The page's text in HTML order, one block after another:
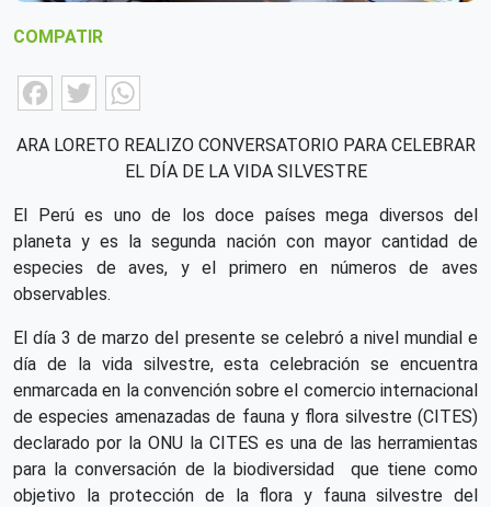
COMPATIR
Facebook
Twitter
ARA LORETO REALIZO CONVERSATORIO PARA CELEBRAR
EL DÍA DE LA VIDA SILVESTRE
El Perú es uno de los doce países mega diversos del
planeta y es la segunda nación con mayor cantidad de
especies de aves, y el primero en números de aves
observables.
El día 3 de marzo del presente se celebró a nivel mundial e
día de la vida silvestre, esta celebración se encuentra
enmarcada en la convención sobre el comercio internacional
de especies amenazadas de fauna y flora silvestre (CITES)
declarado por la ONU la CITES es una de las herramientas
para la conversación de la biodiversidad que tiene como
objetivo la protección de la flora y fauna silvestre del